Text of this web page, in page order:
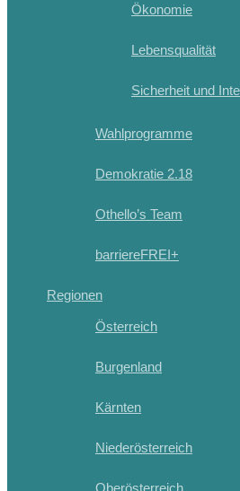
Ökonomie
Lebensqualität
Sicherheit und
Wahlprogramme
Demokratie 2.18
Othello’s Team
barriereFREI+
Regionen
Österreich
Burgenland
Kärnten
Niederösterreich
Oberösterreich